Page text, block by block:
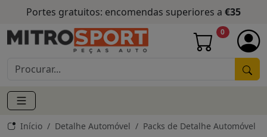
Portes gratuitos: encomendas superiores a €35
0
Início Detalhe Automóvel Packs de Detalhe Automóvel